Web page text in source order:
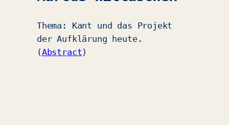
Thema: Kant und das Projekt
der Aufklärung heute.
(Abstract)